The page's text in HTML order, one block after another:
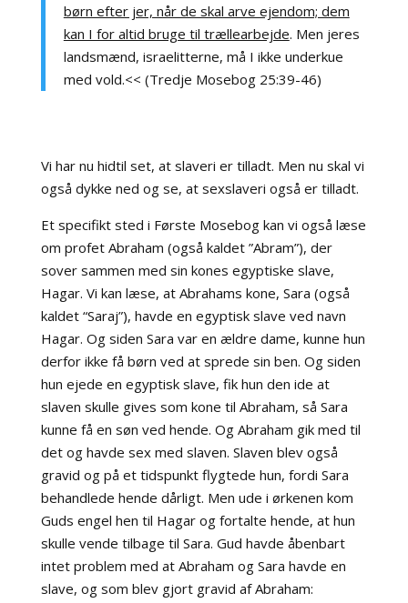
børn efter jer, når de skal arve ejendom; dem
kan I for altid bruge til trællearbejde. Men jeres
landsmænd, israelitterne, må I ikke underkue
med vold.<< (Tredje Mosebog 25:39-46)
Vi har nu hidtil set, at slaveri er tilladt. Men nu skal vi
også dykke ned og se, at sexslaveri også er tilladt.
Et specifikt sted i Første Mosebog kan vi også læse
om profet Abraham (også kaldet ”Abram”), der
sover sammen med sin kones egyptiske slave,
Hagar. Vi kan læse, at Abrahams kone, Sara (også
kaldet “Saraj”), havde en egyptisk slave ved navn
Hagar. Og siden Sara var en ældre dame, kunne hun
derfor ikke få børn ved at sprede sin ben. Og siden
hun ejede en egyptisk slave, fik hun den ide at
slaven skulle gives som kone til Abraham, så Sara
kunne få en søn ved hende. Og Abraham gik med til
det og havde sex med slaven. Slaven blev også
gravid og på et tidspunkt flygtede hun, fordi Sara
behandlede hende dårligt. Men ude i ørkenen kom
Guds engel hen til Hagar og fortalte hende, at hun
skulle vende tilbage til Sara. Gud havde åbenbart
intet problem med at Abraham og Sara havde en
slave, og som blev gjort gravid af Abraham: